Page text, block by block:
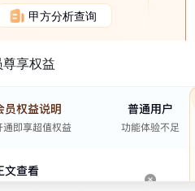
甲方分析查询
享权益